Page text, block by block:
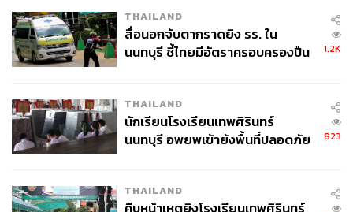
2.9K
ABOUT THE AUTHOR
THAILAND
สื่อนอกจับตากราดยิง รร. ใน
นนทบุรี ชี้ไทยมีอัตราครอบครองปืน
1.2K
THAILAND
นักเรียนโรงเรียนเทพศิรินทร์
นนทบุรี อพยพเข้ายังพื้นที่ปลอดภัย
823
THAILAND